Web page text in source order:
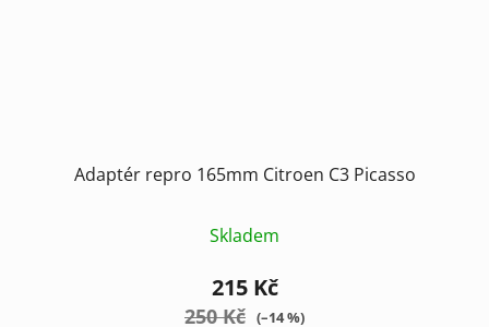
Adaptér repro 165mm Citroen C3 Picasso
Skladem
215 Kč
250 Kč (–14 %)